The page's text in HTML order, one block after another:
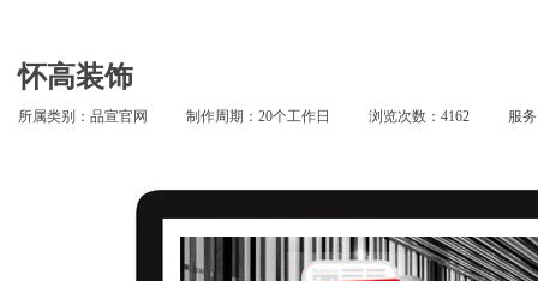
怀高装饰
所属类别：品宣官网 制作周期：20个工作日 浏览次数：4162 服